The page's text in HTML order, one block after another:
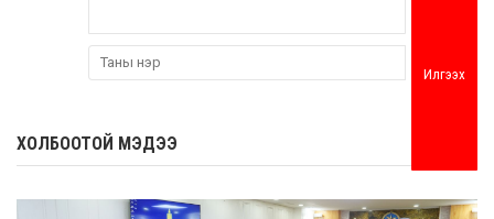
Илгээх
ХОЛБООТОЙ МЭДЭЭ